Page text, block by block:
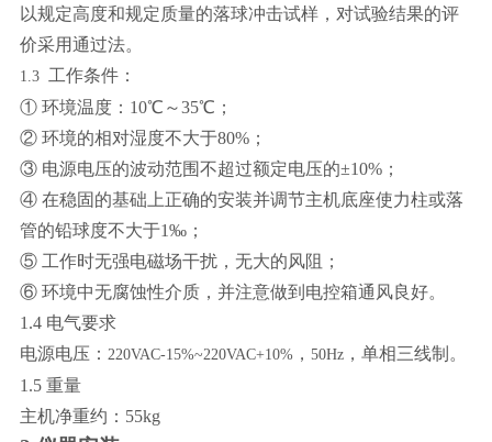
以规定高度和规定质量的落球冲击试样，对试验结果的评
价采用通过法。
1.3 工作条件：
① 环境温度：10℃～35℃；
② 环境的相对湿度不大于80%；
③ 电源电压的波动范围不超过额定电压的±10%；
④ 在稳固的基础上正确的安装并调节主机底座使力柱或落
管的铅球度不大于1‰；
⑤ 工作时无强电磁场干扰，无大的风阻；
⑥ 环境中无腐蚀性介质，并注意做到电控箱通风良好。
1.4 电气要求
电源电压： 220VAC-15%~220VAC+10%， 50Hz，单相三线制。
1.5 重量
主机净重约： 55kg